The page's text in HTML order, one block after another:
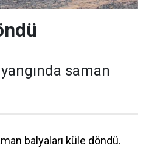
saman
balyaları küle döndü.